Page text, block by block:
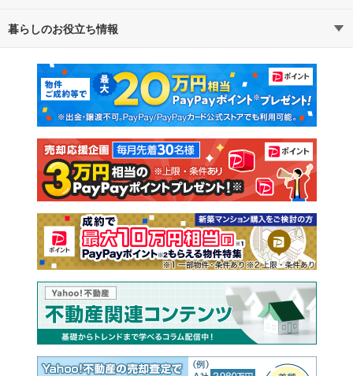
不動産・住宅
新築マンション 中古マンション
新築一戸建て 中古一戸建て
注文住宅 土地
売却査定
暮らしのお役立ち情報
マンションカタログ 教えて！住まいの先生